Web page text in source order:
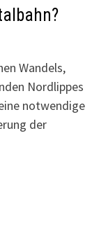
Wandels,
Nordlippes
notwendige
der